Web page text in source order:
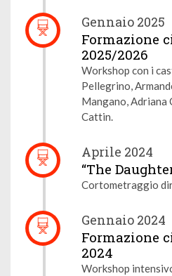
Gennaio 2025
Formazione
2025/2026
Workshop con i
Pellegrino,
Mangano, Adriana
Cattin.
Aprile 2024
“The
Cortometraggio
Gennaio 2024
Formazione
2024
Workshop